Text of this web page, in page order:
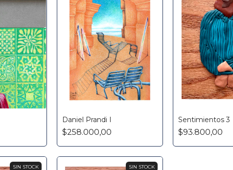
Daniel Prandi I
$258.000,00
Sentimientos 3
$93.800,00
SIN STOCK SIN STOCK